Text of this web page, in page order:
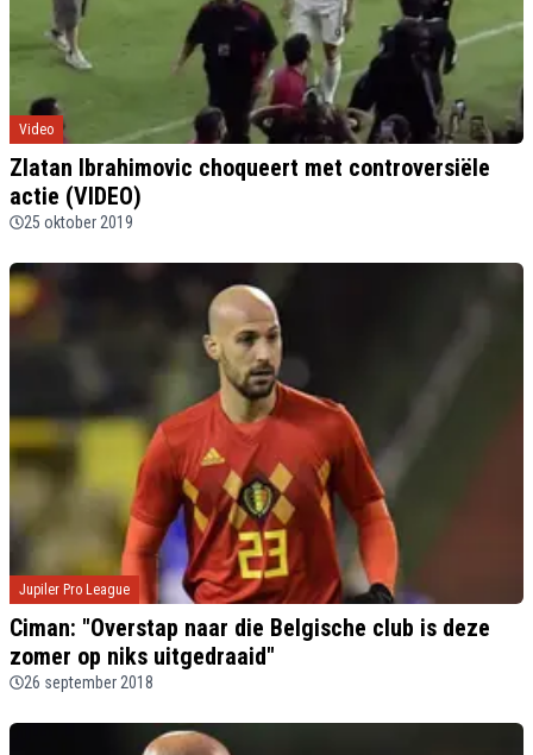
Video
Zlatan Ibrahimovic choqueert met controversiële
actie (VIDEO)
25 oktober 2019
Jupiler Pro League
Ciman: "Overstap naar die Belgische club is deze
zomer op niks uitgedraaid"
26 september 2018